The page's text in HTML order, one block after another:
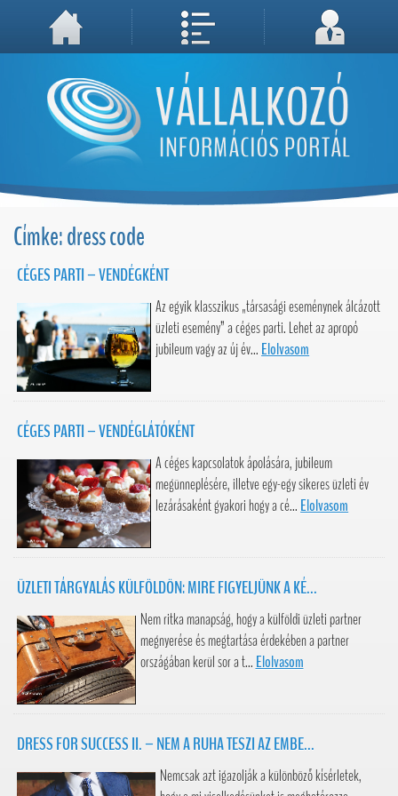
A weboldal használatával Ön elfogadja, hogy Cookie-kat (sütiket) tároljunk számítógépén. A sütik a weboldal megfelelő működéséhez
Megértettem, folytatás...
Címke: dress code
CÉGES PARTI – VENDÉGKÉNT
Az egyik klasszikus „társasági eseménynek álcázott
üzleti esemény” a céges parti. Lehet az apropó
jubileum vagy az új év... Elolvasom
CÉGES PARTI – VENDÉGLÁTÓKÉNT
A céges kapcsolatok ápolására, jubileum
megünneplésére, illetve egy-egy sikeres üzleti év
lezárásaként gyakori hogy a cé... Elolvasom
ÜZLETI TÁRGYALÁS KÜLFÖLDÖN: MIRE FIGYELJÜNK A KÉ...
Nem ritka manapság, hogy a külföldi üzleti partner
megnyerése és megtartása érdekében a partner
országában kerül sor a t... Elolvasom
DRESS FOR SUCCESS II. – NEM A RUHA TESZI AZ EMBE...
Nemcsak azt igazolják a különböző kísérletek,